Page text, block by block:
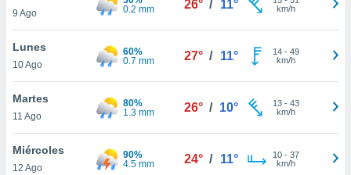
más
nuestra
y
de
9 Ago
0.2 mm
26° / 11°
km/h
Lunes
10 Ago
60%
0.7 mm
27° / 11° 14- 49
km/h
Martes
11 Ago
80%
1.3 mm
26° / 10° 13- 43
km/h
Miércoles
12 Ago
90%
4.5 mm
24° / 11° 10- 37
km/h